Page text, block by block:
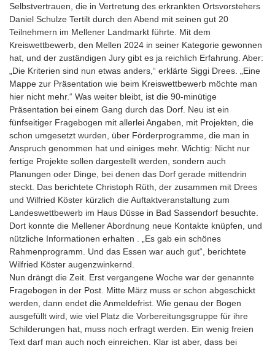
Selbstvertrauen, die in Vertretung des erkrankten Ortsvorstehers
Daniel Schulze Tertilt durch den Abend mit seinen gut 20
Teilnehmern im Mellener Landmarkt führte. Mit dem
Kreiswettbewerb, den Mellen 2024 in seiner Kategorie gewonnen
hat, und der zuständigen Jury gibt es ja reichlich Erfahrung. Aber:
„Die Kriterien sind nun etwas anders,“ erklärte Siggi Drees. „Eine
Mappe zur Präsentation wie beim Kreiswettbewerb möchte man
hier nicht mehr.“ Was weiter bleibt, ist die 90-minütige
Präsentation bei einem Gang durch das Dorf. Neu ist ein
fünfseitiger Fragebogen mit allerlei Angaben, mit Projekten, die
schon umgesetzt wurden, über Förderprogramme, die man in
Anspruch genommen hat und einiges mehr. Wichtig: Nicht nur
fertige Projekte sollen dargestellt werden, sondern auch
Planungen oder Dinge, bei denen das Dorf gerade mittendrin
steckt. Das berichtete Christoph Rüth, der zusammen mit Drees
und Wilfried Köster kürzlich die Auftaktveranstaltung zum
Landeswettbewerb im Haus Düsse in Bad Sassendorf besuchte.
Dort konnte die Mellener Abordnung neue Kontakte knüpfen, und
nützliche Informationen erhalten . „Es gab ein schönes
Rahmenprogramm. Und das Essen war auch gut“, berichtete
Wilfried Köster augenzwinkernd.
Nun drängt die Zeit. Erst vergangene Woche war der genannte
Fragebogen in der Post. Mitte März muss er schon abgeschickt
werden, dann endet die Anmeldefrist. Wie genau der Bogen
ausgefüllt wird, wie viel Platz die Vorbereitungsgruppe für ihre
Schilderungen hat, muss noch erfragt werden. Ein wenig freien
Text darf man auch noch einreichen. Klar ist aber, dass bei